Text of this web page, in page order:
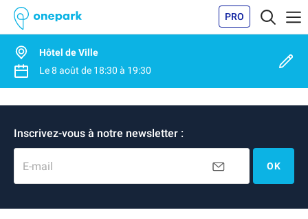
PRO
Hôtel de Ville
Le8 août de 18:30 à 19:30
Inscrivez-vous à notre newsletter :
E-mail OK